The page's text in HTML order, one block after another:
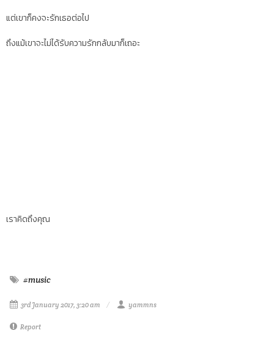
แต่เขาก็คงจะรักเธอต่อไป
ถึงแม้เขาจะไม่ได้รับความรักกลับมาก็เถอะ
เราคิดถึงคุณ
#music
3rd January 2017, 3:20 am yammns
Report